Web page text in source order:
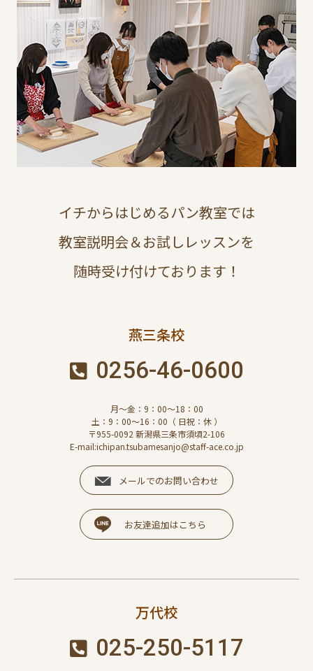
イチからはじめるパン教室では
教室説明会＆お試しレッスンを
随時受け付けております！
燕三条校
0256-46-0600
月～金：9：00～18：00
土：9：00～16：00（ 日祝：休 ）
〒955-0092 新潟県三条市須頃2-106
E-mail:ichipan.tsubamesanjo@staff-ace.co.jp
メールでのお問い合わせ
お友達追加はこちら
万代校
025-250-5117